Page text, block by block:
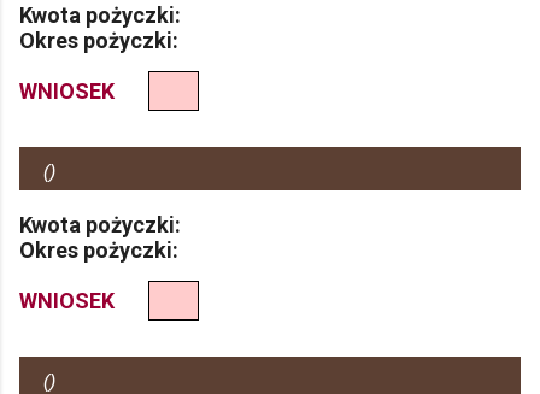
Kwota pożyczki:
Okres pożyczki:
WNIOSEK
()
Kwota pożyczki:
Okres pożyczki:
WNIOSEK
()